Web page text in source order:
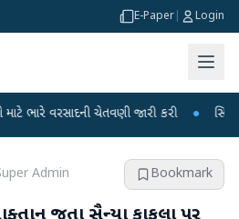
E-Paper Login
ચેતવણી જારી કરી ● સિદ્ધપુરથી બોમ્બ
Admin Bookmark